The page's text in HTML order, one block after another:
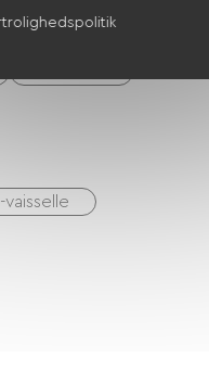
vaisselle